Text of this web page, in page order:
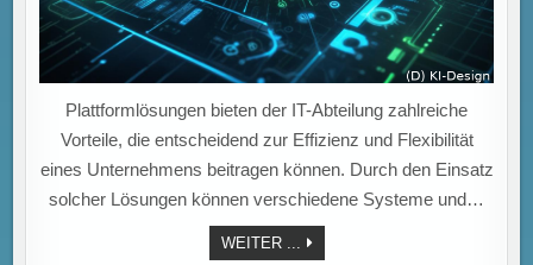
Plattformlösungen bieten der IT-Abteilung zahlreiche
Vorteile, die entscheidend zur Effizienz und Flexibilität
eines Unternehmens beitragen können. Durch den Einsatz
solcher Lösungen können verschiedene Systeme und…
WEITER ... „IT-
ABTEILUNG: